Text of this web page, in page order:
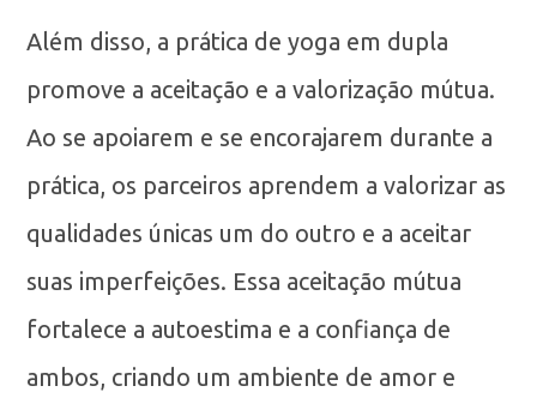
Além disso, a prática de yoga em dupla
promove a aceitação e a valorização mútua.
Ao se apoiarem e se encorajarem durante a
prática, os parceiros aprendem a valorizar as
qualidades únicas um do outro e a aceitar
suas imperfeições. Essa aceitação mútua
fortalece a autoestima e a confiança de
ambos, criando um ambiente de amor e